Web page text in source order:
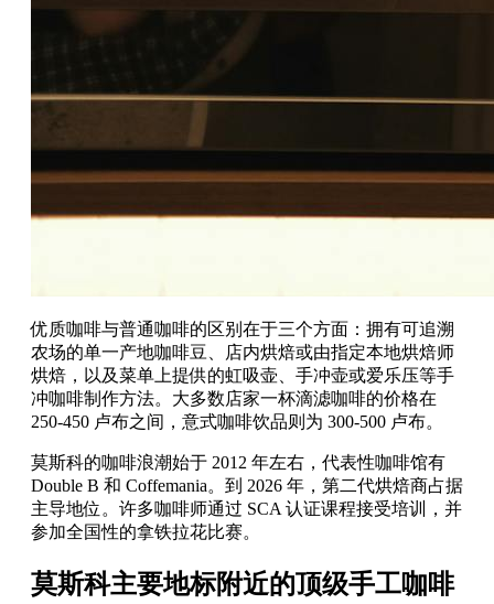
优质咖啡与普通咖啡的区别在于三个方面：拥有可追溯
农场的单一产地咖啡豆、店内烘焙或由指定本地烘焙师
烘焙，以及菜单上提供的虹吸壶、手冲壶或爱乐压等手
冲咖啡制作方法。大多数店家一杯滴滤咖啡的价格在
250-450 卢布之间，意式咖啡饮品则为 300-500 卢布。
莫斯科的咖啡浪潮始于 2012 年左右，代表性咖啡馆有
Double B 和 Coffemania。到 2026 年，第二代烘焙商占据
主导地位。许多咖啡师通过 SCA 认证课程接受培训，并
参加全国性的拿铁拉花比赛。
莫斯科主要地标附近的顶级手工咖啡